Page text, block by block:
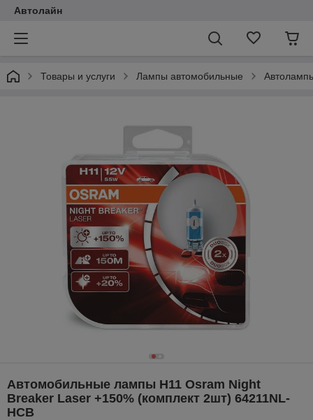
Автолайн
Товары и услуги Лампы автомобильные
Автомобильные лампы H11 Osram Night
Breaker Laser +150% (комплект 2шт) 64211NL-
HCB